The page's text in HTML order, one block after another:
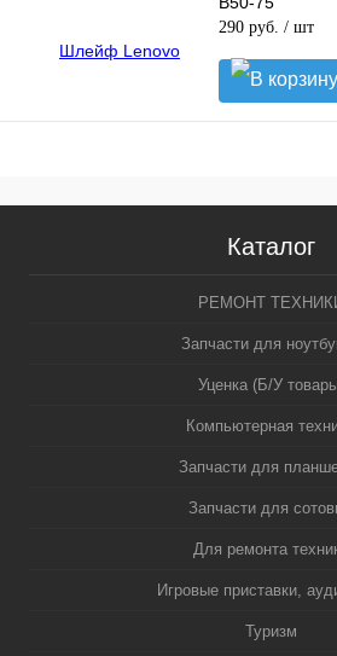
290 руб. / шт
корзину
Каталог
РЕМОНТ
Запчасти для
Уценка (Б/У
Компьютерная
Запчасти для
Запчасти для
Для ремонта
Игровые приставки,
Туризм